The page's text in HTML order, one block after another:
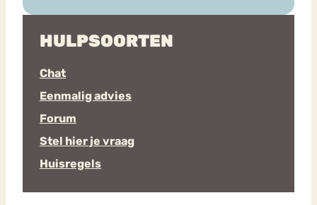
HULPSOORTEN
Chat
Eenmalig advies
Forum
Stel hier je vraag
Huisregels